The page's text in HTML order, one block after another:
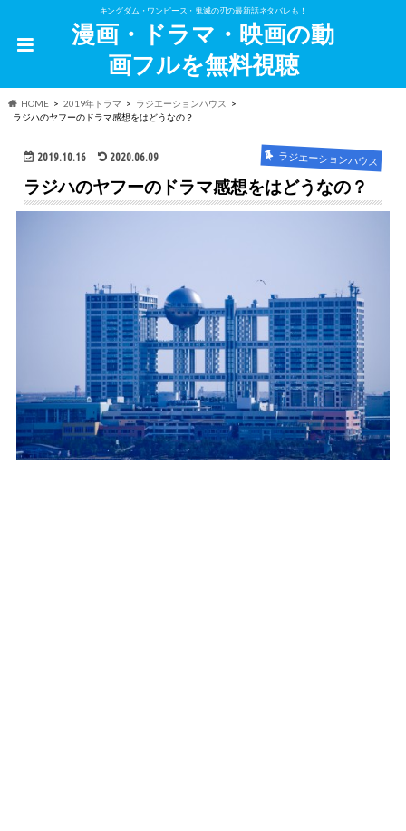
キングダム・ワンピース・鬼滅の刃の最新話ネタバレも！
漫画・ドラマ・映画の動
画フルを無料視聴
HOME 2019年ドラマ
ラジエーションハウス
ラジハのヤフーのドラマ感想をはどうなの？
2019.10.16 2020.06.09 ラジエーションハウス
ラジハのヤフーのドラマ感想をはどうなの？